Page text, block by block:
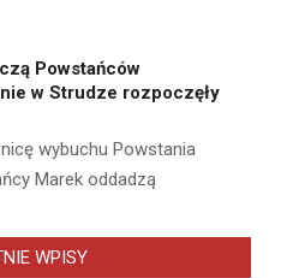
Powstańców
w Strudze rozpoczęły
wybuchu Powstania
Marek oddadzą
WPISY